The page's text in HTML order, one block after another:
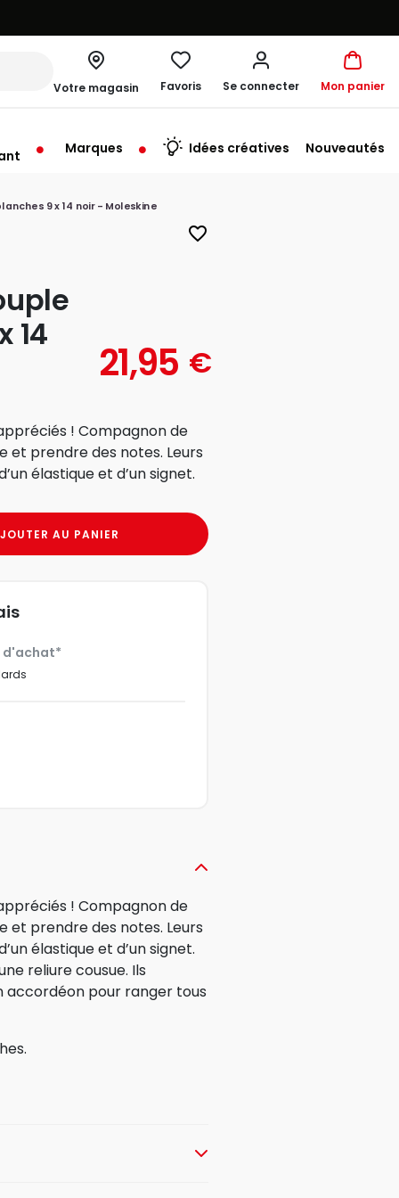
Votre magasin
Samedi à 10:00
Favoris Se connecter Mon panier
Marques Idées créatives Nouveautés
9 x 14 noir - Moleskine
favorite_border
14
21,95 €
! Compagnon de
et prendre des notes. Leurs
élastique et d’un signet.
AU PANIER
d'achat*
! Compagnon de
et prendre des notes. Leurs
élastique et d’un signet.
reliure cousue. Ils
pour ranger tous